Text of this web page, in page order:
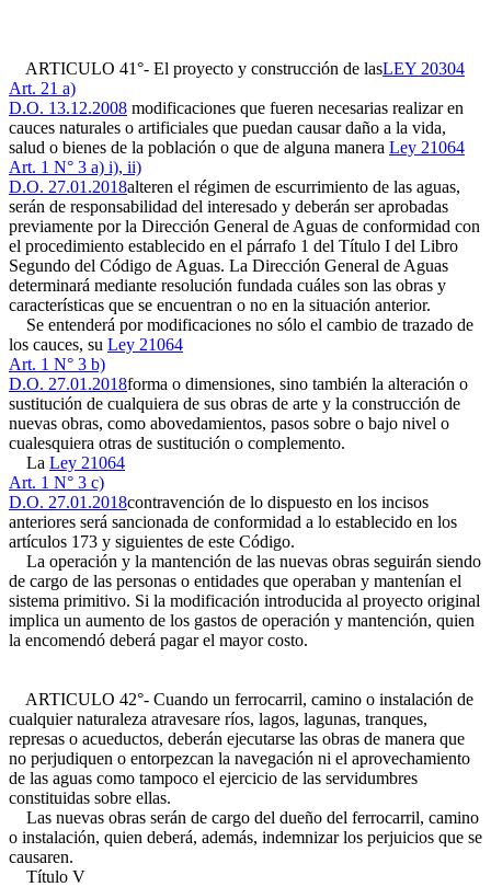
ARTICULO 41°- El proyecto y construcción de lasLEY 20304
Art. 21 a)
D.O. 13.12.2008 modificaciones que fueren necesarias realizar en
cauces naturales o artificiales que puedan causar daño a la vida,
salud o bienes de la población o que de alguna manera Ley 21064
Art. 1 N° 3 a) i), ii)
D.O. 27.01.2018alteren el régimen de escurrimiento de las aguas,
serán de responsabilidad del interesado y deberán ser aprobadas
previamente por la Dirección General de Aguas de conformidad con
el procedimiento establecido en el párrafo 1 del Título I del Libro
Segundo del Código de Aguas. La Dirección General de Aguas
determinará mediante resolución fundada cuáles son las obras y
características que se encuentran o no en la situación anterior.
Se entenderá por modificaciones no sólo el cambio de trazado de
los cauces, su Ley 21064
Art. 1 N° 3 b)
D.O. 27.01.2018forma o dimensiones, sino también la alteración o
sustitución de cualquiera de sus obras de arte y la construcción de
nuevas obras, como abovedamientos, pasos sobre o bajo nivel o
cualesquiera otras de sustitución o complemento.
La Ley 21064
Art. 1 N° 3 c)
D.O. 27.01.2018contravención de lo dispuesto en los incisos
anteriores será sancionada de conformidad a lo establecido en los
artículos 173 y siguientes de este Código.
La operación y la mantención de las nuevas obras seguirán siendo
de cargo de las personas o entidades que operaban y mantenían el
sistema primitivo. Si la modificación introducida al proyecto original
implica un aumento de los gastos de operación y mantención, quien
la encomendó deberá pagar el mayor costo.
ARTICULO 42°- Cuando un ferrocarril, camino o instalación de
cualquier naturaleza atravesare ríos, lagos, lagunas, tranques,
represas o acueductos, deberán ejecutarse las obras de manera que
no perjudiquen o entorpezcan la navegación ni el aprovechamiento
de las aguas como tampoco el ejercicio de las servidumbres
constituidas sobre ellas.
Las nuevas obras serán de cargo del dueño del ferrocarril, camino
o instalación, quien deberá, además, indemnizar los perjuicios que se
causaren.
Título V